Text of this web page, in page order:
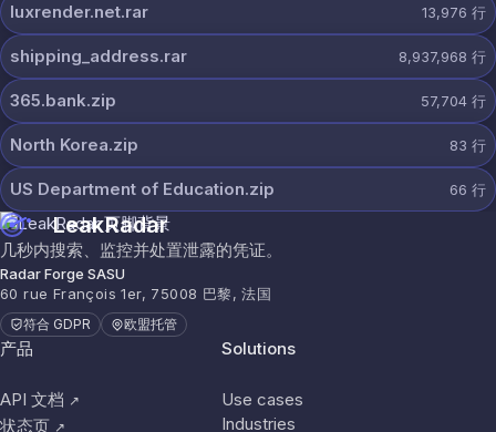
luxrender.net.rar 13,976 行
shipping_address.rar 8,937,968 行
365.bank.zip 57,704 行
North Korea.zip 83 行
US Department of Education.zip 66 行
LeakRadar
几秒内搜索、监控并处置泄露的凭证。
Radar Forge SASU
60 rue François 1er, 75008 巴黎, 法国
符合 GDPR 欧盟托管
产品
API 文档 ↗
状态页 ↗
Solutions
Use cases
Industries